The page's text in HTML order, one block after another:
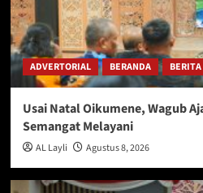
ADVERTORIAL BERANDA
Usai Natal Oikumene, Wagub
Semangat Melayani
AL Layli Agustus 8, 2026